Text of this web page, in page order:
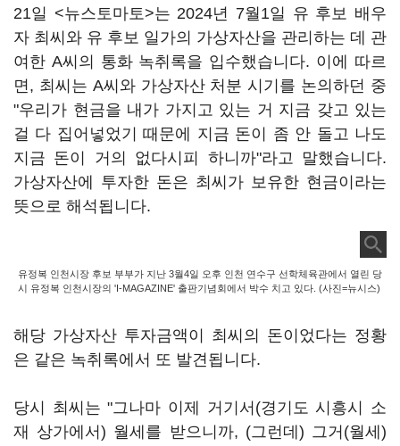
21일 <뉴스토마토>는 2024년 7월1일 유 후보 배우
자 최씨와 유 후보 일가의 가상자산을 관리하는 데 관
여한 A씨의 통화 녹취록을 입수했습니다. 이에 따르
면, 최씨는 A씨와 가상자산 처분 시기를 논의하던 중
"우리가 현금을 내가 가지고 있는 거 지금 갖고 있는
걸 다 집어넣었기 때문에 지금 돈이 좀 안 돌고 나도
지금 돈이 거의 없다시피 하니까"라고 말했습니다.
가상자산에 투자한 돈은 최씨가 보유한 현금이라는
뜻으로 해석됩니다.
유정복 인천시장 후보 부부가 지난 3월4일 오후 인천 연수구 선학체육관에서 열린 당
시 유정복 인천시장의 'I-MAGAZINE' 출판기념회에서 박수 치고 있다. (사진=뉴시스)
해당 가상자산 투자금액이 최씨의 돈이었다는 정황
은 같은 녹취록에서 또 발견됩니다.
당시 최씨는 "그나마 이제 거기서(경기도 시흥시 소
재 상가에서) 월세를 받으니까, (그런데) 그거(월세)